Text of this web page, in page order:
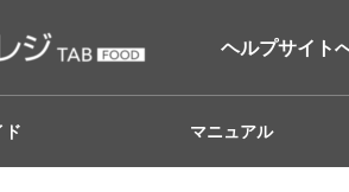
ヘルプサイト
ド マニュアル